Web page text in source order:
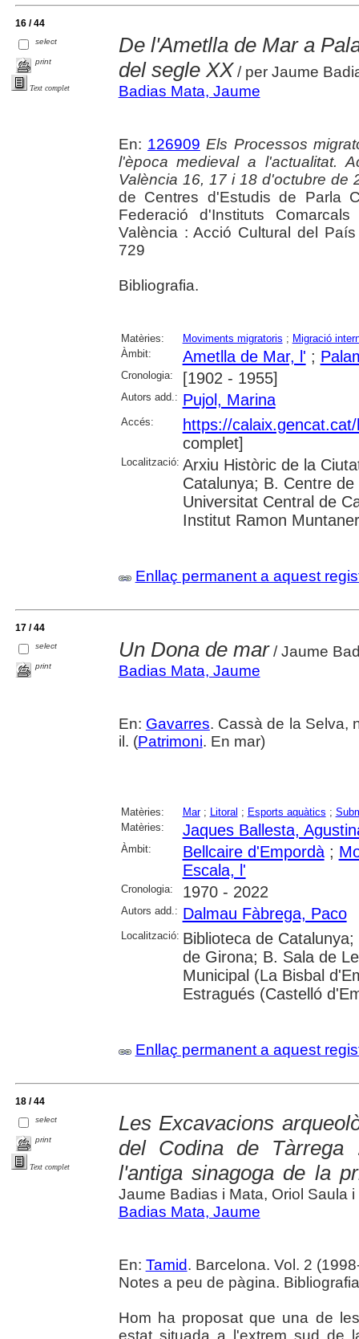
16 / 44
select
print
Text complet
De l'Ametlla de Mar a
del segle XX / per Jaume
Badias Mata, Jaume
En: 126909 Els Processos
l'època medieval a l'actualitat.
València 16, 17 i 18 d'octubre de
de Centres d'Estudis de Parla
Federació d'Instituts
València : Acció Cultural del
729
Bibliografia.
Matèries: Moviments migratoris ; Migració
Àmbit:
Ametlla de Mar, l' ;
Cronologia: [1902 - 1955]
Autors add.: Pujol, Marina
Accés:
https://
complet]
Localització: Arxiu Històric de la
Catalunya; B. Centre
Universitat Central de
Institut Ramon Muntaner
Enllaç permanent a aquest
17 / 44
select
print
Un Dona de mar/ Jaume
Badias Mata, Jaume
En: Gavarres. Cassà de la Selva,
il. (Patrimoni. En mar)
Matèries: Mar; Litoral ; Esports aquàtics ;
Matèries:
Jaques Ballesta,
Àmbit: Bellcaire d'Empordà;
Escala, l'
Cronologia: 1970 - 2022
Autors add.: Dalmau Fàbrega, Paco
Localització: Biblioteca de
de Girona; B. Sala de
Municipal (La Bisbal
Estragués (Castelló
Enllaç permanent a aquest
18 / 44
select
print
Text complet
Les Excavacions
del Codina de Tàrrega
l'antiga sinagoga de la
Jaume Badias i Mata, Oriol Saula
Badias Mata, Jaume
En: Tamid. Barcelona. Vol. 2
Notes a peu de pàgina.
Hom ha proposat que una de
estat situada a l'extrem sud de